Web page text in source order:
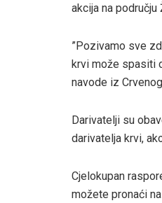
akcija na
”Pozivamo sve
krvi može spasiti
navode iz
Darivatelji su
darivatelja krvi,
Cjelokupan
možete pronaći